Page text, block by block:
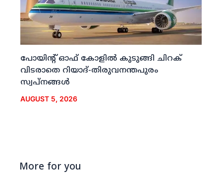
പോയിന്റ് ഓഫ് കോളില്‍ കുടുങ്ങി ചിറക്
വിടരാതെ റിയാദ്-തിരുവനന്തപുരം
സ്വപ്നങ്ങള്‍
AUGUST 5, 2026
More for you